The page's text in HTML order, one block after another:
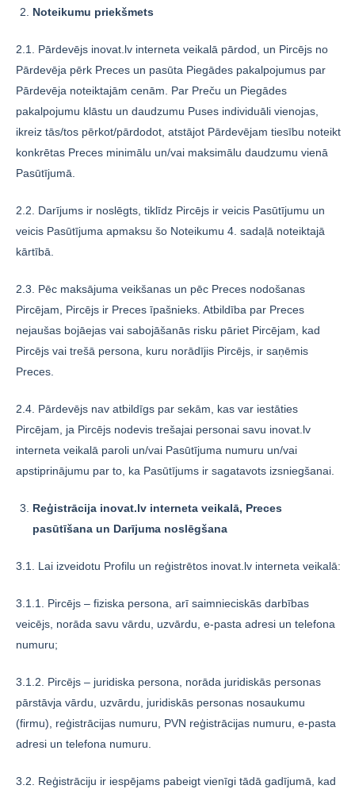
Noteikumu priekšmets
2.1. Pārdevējs inovat.lv interneta veikalā pārdod, un Pircējs no
Pārdevēja pērk Preces un pasūta Piegādes pakalpojumus par
Pārdevēja noteiktajām cenām. Par Preču un Piegādes
pakalpojumu klāstu un daudzumu Puses individuāli vienojas,
ikreiz tās/tos pērkot/pārdodot, atstājot Pārdevējam tiesību noteikt
konkrētas Preces minimālu un/vai maksimālu daudzumu vienā
Pasūtījumā.
2.2. Darījums ir noslēgts, tiklīdz Pircējs ir veicis Pasūtījumu un
veicis Pasūtījuma apmaksu šo Noteikumu 4. sadaļā noteiktajā
kārtībā.
2.3. Pēc maksājuma veikšanas un pēc Preces nodošanas
Pircējam, Pircējs ir Preces īpašnieks. Atbildība par Preces
nejaušas bojāejas vai sabojāšanās risku pāriet Pircējam, kad
Pircējs vai trešā persona, kuru norādījis Pircējs, ir saņēmis
Preces.
2.4. Pārdevējs nav atbildīgs par sekām, kas var iestāties
Pircējam, ja Pircējs nodevis trešajai personai savu inovat.lv
interneta veikalā paroli un/vai Pasūtījuma numuru un/vai
apstiprinājumu par to, ka Pasūtījums ir sagatavots izsniegšanai.
Reģistrācija inovat.lv interneta veikalā, Preces
pasūtīšana un Darījuma noslēgšana
3.1. Lai izveidotu Profilu un reģistrētos inovat.lv interneta veikalā:
3.1.1. Pircējs – fiziska persona, arī saimnieciskās darbības
veicējs, norāda savu vārdu, uzvārdu, e-pasta adresi un telefona
numuru;
3.1.2. Pircējs – juridiska persona, norāda juridiskās personas
pārstāvja vārdu, uzvārdu, juridiskās personas nosaukumu
(firmu), reģistrācijas numuru, PVN reģistrācijas numuru, e-pasta
adresi un telefona numuru.
3.2. Reģistrāciju ir iespējams pabeigt vienīgi tādā gadījumā, kad